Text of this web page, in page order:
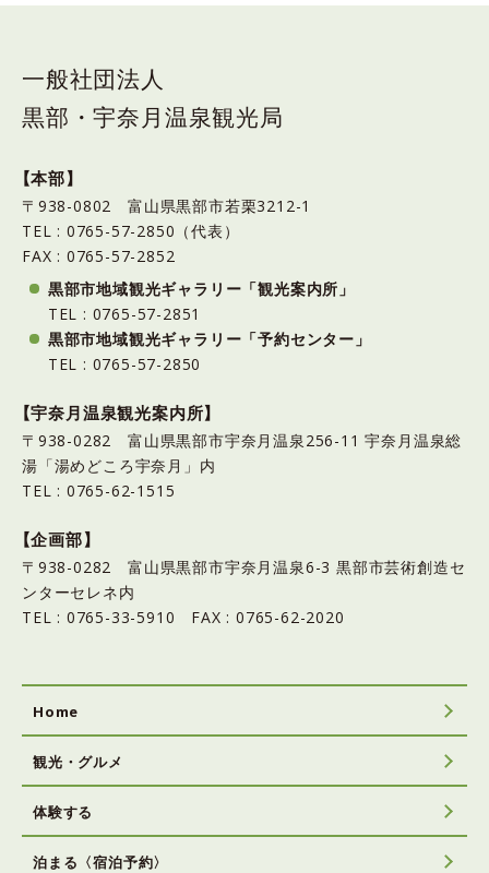
一般社団法人
黒部・宇奈月温泉観光局
【本部】
〒938-0802 富山県黒部市若栗3212-1
TEL : 0765-57-2850（代表）
FAX : 0765-57-2852
黒部市地域観光ギャラリー「観光案内所」
TEL : 0765-57-2851
黒部市地域観光ギャラリー「予約センター」
TEL : 0765-57-2850
【宇奈月温泉観光案内所】
〒938-0282 富山県黒部市宇奈月温泉256-11 宇奈月温泉総
湯「湯めどころ宇奈月」内
TEL : 0765-62-1515
【企画部】
〒938-0282 富山県黒部市宇奈月温泉6-3 黒部市芸術創造セ
ンターセレネ内
TEL : 0765-33-5910 FAX : 0765-62-2020
Home
観光・グルメ
体験する
泊まる〈宿泊予約〉